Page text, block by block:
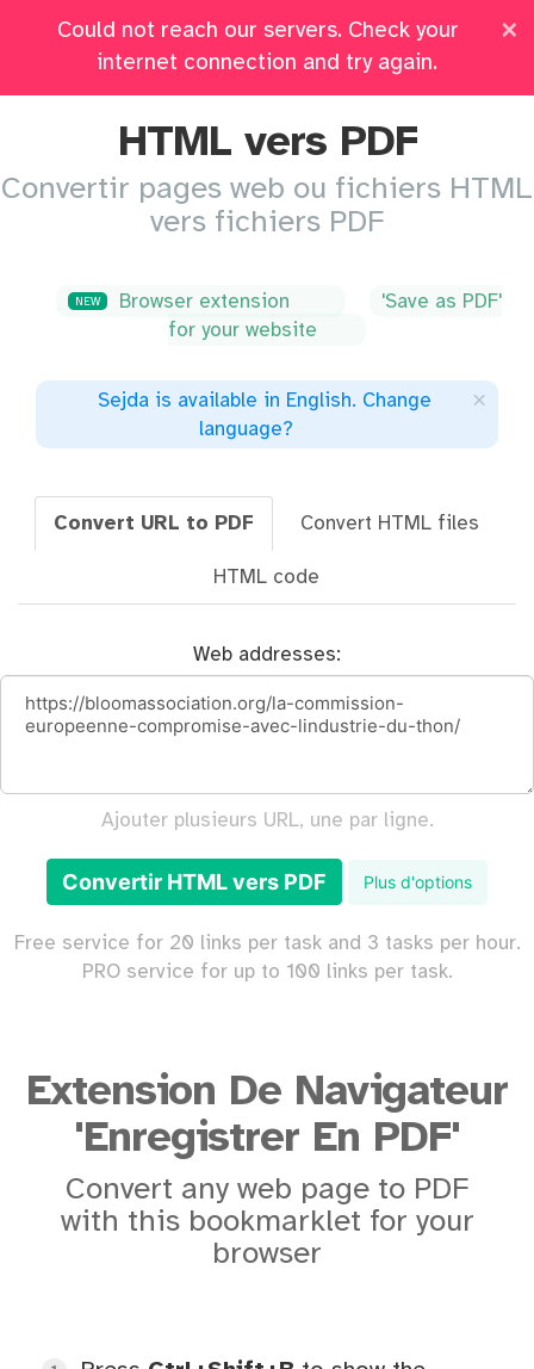
×
Could not reach our servers. Check your
internet connection and try again.
Tous les Outils Prix Connectez-vous
HTML vers PDF
Convertir pages web ou fichiers HTML
vers fichiers PDF
NEW Browser extension
'Save as PDF'
for your website
Sejda is available in English. Change
language?
×
Convert URL to PDF Convert HTML files
HTML code
Web addresses:
Ajouter plusieurs URL, une par ligne.
Convertir HTML vers PDF Plus d'options
Free service for 20 links per task and 3 tasks per hour.
PRO service for up to 100 links per task.
Extension De Navigateur
'Enregistrer En PDF'
Convert any web page to PDF
with this bookmarklet for your
browser